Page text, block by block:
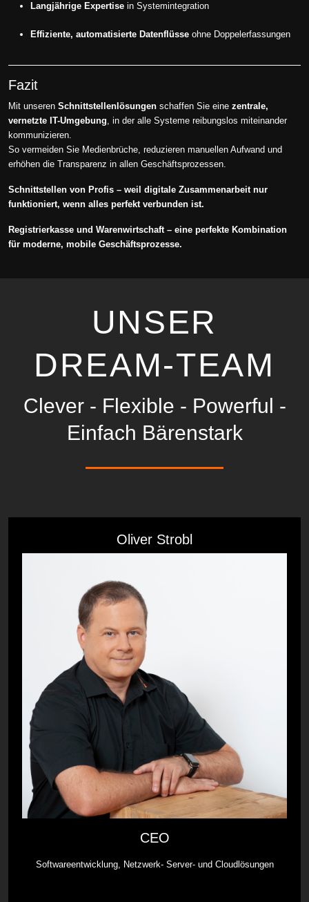
Langjährige Expertise in Systemintegration
Effiziente, automatisierte Datenflüsse ohne Doppelerfassungen
Fazit
Mit unseren Schnittstellenlösungen schaffen Sie eine zentrale,
vernetzte IT-Umgebung, in der alle Systeme reibungslos miteinander
kommunizieren.
So vermeiden Sie Medienbrüche, reduzieren manuellen Aufwand und
erhöhen die Transparenz in allen Geschäftsprozessen.
Schnittstellen von Profis – weil digitale Zusammenarbeit nur
funktioniert, wenn alles perfekt verbunden ist.
Registrierkasse und Warenwirtschaft – eine perfekte Kombination
für moderne, mobile Geschäftsprozesse.
UNSER
DREAM-TEAM
Clever - Flexible - Powerful -
Einfach Bärenstark
Oliver Strobl
CEO
Softwareentwicklung, Netzwerk- Server- und Cloudlösungen